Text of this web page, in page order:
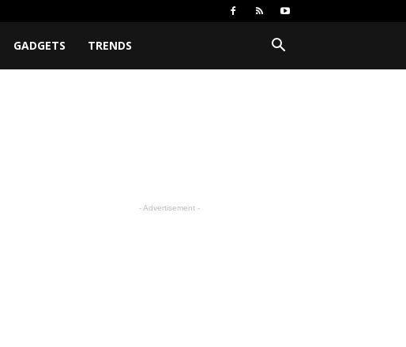
GADGETS TRENDS
- Advertisement -